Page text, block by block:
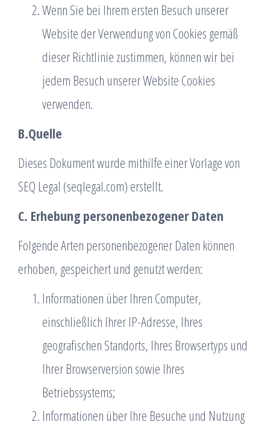
Wenn Sie bei Ihrem ersten Besuch unserer
Website der Verwendung von Cookies gemäß
dieser Richtlinie zustimmen, können wir bei
jedem Besuch unserer Website Cookies
verwenden.
B.Quelle
Dieses Dokument wurde mithilfe einer Vorlage von
SEQ Legal (seqlegal.com) erstellt.
C. Erhebung personenbezogener Daten
Folgende Arten personenbezogener Daten können
erhoben, gespeichert und genutzt werden:
Informationen über Ihren Computer,
einschließlich Ihrer IP-Adresse, Ihres
geografischen Standorts, Ihres Browsertyps und
Ihrer Browserversion sowie Ihres
Betriebssystems;
Informationen über Ihre Besuche und Nutzung